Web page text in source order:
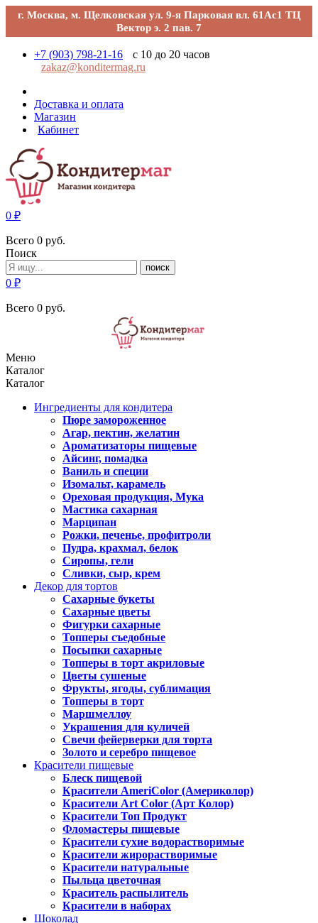
г. Москва, м. Щелковская ул. 9-я Парковая вл. 61Ас1 ТЦ
Вектор э. 2 пав. 7
+7 (903) 798-21-16
с 10 до 20 часов
zakaz@konditermag.ru
Доставка и оплата
Магазин
Кабинет
0 ₽
Всего 0 руб.
Поиск
поиск
0 ₽
Всего 0 руб.
Меню
Каталог
Каталог
Ингредиенты для кондитера
Пюре замороженное
Агар, пектин, желатин
Ароматизаторы пищевые
Айсинг, помадка
Ваниль и специи
Изомальт, карамель
Ореховая продукция, Мука
Мастика сахарная
Марципан
Рожки, печенье, профитроли
Пудра, крахмал, белок
Сиропы, гели
Сливки, сыр, крем
Декор для тортов
Сахарные букеты
Сахарные цветы
Фигурки сахарные
Топперы съедобные
Посыпки сахарные
Топперы в торт акриловые
Цветы сушеные
Фрукты, ягоды, сублимация
Топперы в торт
Маршмеллоу
Украшения для куличей
Свечи фейерверки для торта
Золото и серебро пищевое
Красители пищевые
Блеск пищевой
Красители AmeriColor (Америколор)
Красители Art Color (Арт Колор)
Красители Топ Продукт
Фломастеры пищевые
Красители сухие водорастворимые
Красители жирорастворимые
Красители натуральные
Пыльца цветочная
Краситель распылитель
Красители в наборах
Шоколад